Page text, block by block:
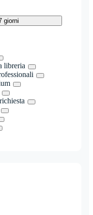
giorni
libreria